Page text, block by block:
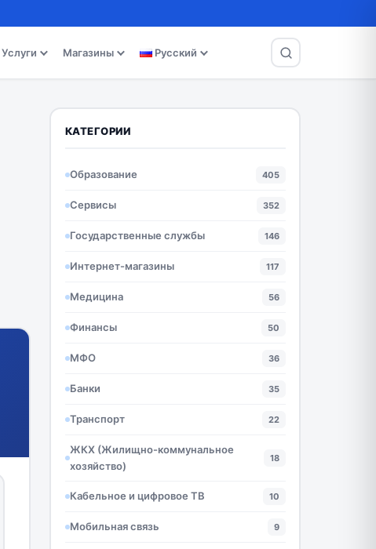
Услуги Магазины Русский
КАТЕГОРИИ
Образование 405
Сервисы 352
Государственные службы 146
Интернет-магазины 117
Медицина 56
Финансы 50
МФО 36
Банки 35
Транспорт 22
ЖКХ (Жилищно-коммунальное
хозяйство)
18
Кабельное и цифровое ТВ 10
Мобильная связь 9